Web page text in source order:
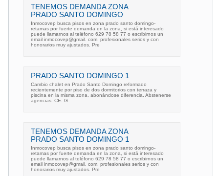
TENEMOS DEMANDA ZONA
PRADO SANTO DOMINGO
Inmocovep busca pisos en zona prado santo domingo-
retamas por fuerte demanda en la zona, si está interesado
puede llamarnos al teléfono 629 78 58 77 o escribirnos un
email inmocovep@gmail. com. profesionales serios y con
honorarios muy ajustados. Pre
PRADO SANTO DOMINGO 1
Cambio chalet en Prado Santo Domingo reformado
recientemente por piso de dos dormitorios con terraza y
piscina en la misma zona, abonándose diferencia. Abstenerse
agencias. CE: G
TENEMOS DEMANDA ZONA
PRADO SANTO DOMINGO 1
Inmocovep busca pisos en zona prado santo domingo-
retamas por fuerte demanda en la zona, si está interesado
puede llamarnos al teléfono 629 78 58 77 o escribirnos un
email inmocovep@gmail. com. profesionales serios y con
honorarios muy ajustados. Pre